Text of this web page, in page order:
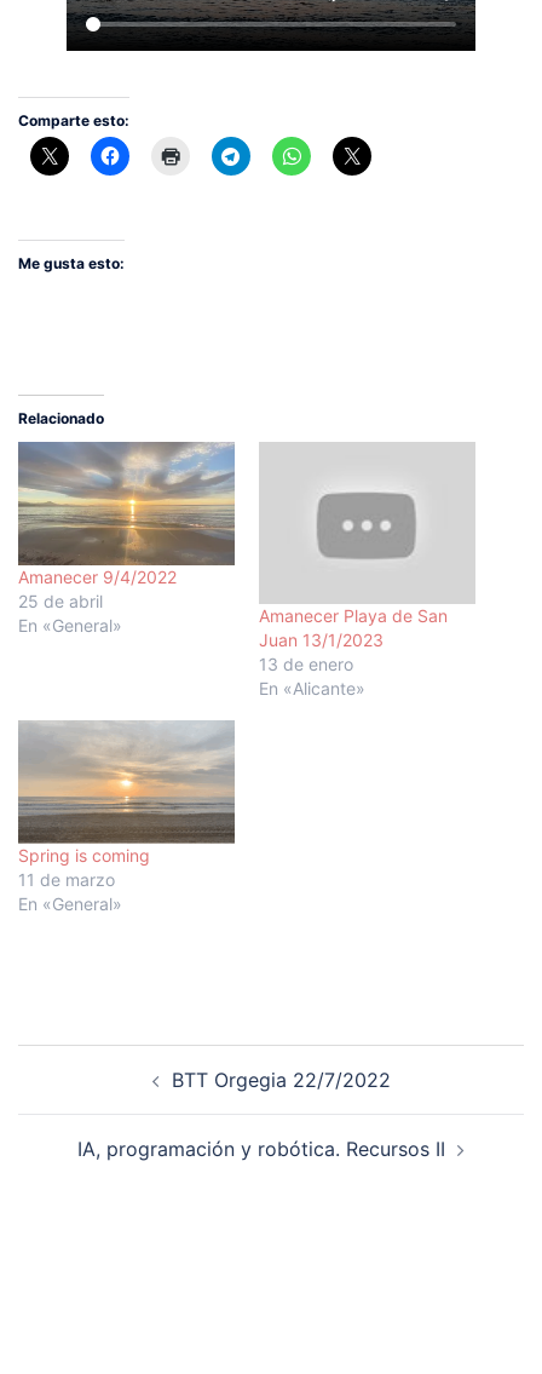
Comparte esto:
Me gusta esto:
Relacionado
Amanecer 9/4/2022
25 de abril
En «General»
Amanecer Playa de San
Juan 13/1/2023
13 de enero
En «Alicante»
Spring is coming
11 de marzo
En «General»
BTT Orgegia 22/7/2022
IA, programación y robótica. Recursos II